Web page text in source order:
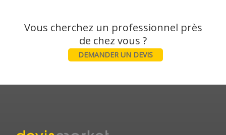
Vous cherchez un professionnel près
DEMANDER UN DEVIS